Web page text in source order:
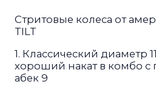
Стритовые колеса от
TILT
1. Классический диаметр
хороший накат в комбо
абек 9